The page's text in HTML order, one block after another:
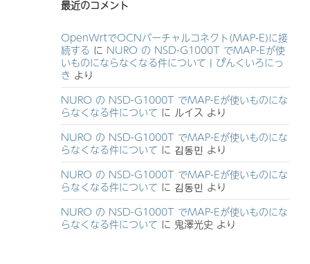
最近のコメント
OpenWrtでOCNバーチャルコネクト(MAP-E)に接
続する に NURO の NSD-G1000T でMAP-Eが使
いものにならなくなる件について | ぴんくいろにっ
き より
NURO の NSD-G1000T でMAP-Eが使いものにな
らなくなる件について に ルイス より
NURO の NSD-G1000T でMAP-Eが使いものにな
らなくなる件について に 김동민 より
NURO の NSD-G1000T でMAP-Eが使いものにな
らなくなる件について に 김동민 より
NURO の NSD-G1000T でMAP-Eが使いものにな
らなくなる件について に 鬼澤光史 より